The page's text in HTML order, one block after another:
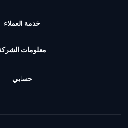
خدمة العملاء
معلومات الشركة
حسابي